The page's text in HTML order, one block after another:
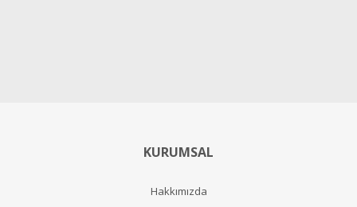
KURUMSAL
Hakkımızda